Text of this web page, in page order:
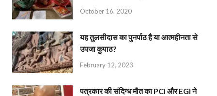
October 16, 2020
यह तुलसीदास का पुनर्पाठ है या आत्महीनता से
उपजा कुपाठ?
February 12, 2023
पत्रकार की संदिग्ध मौत का PCI और EGI ने